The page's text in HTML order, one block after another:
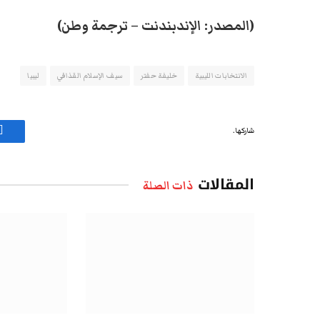
(المصدر: الإندبندنت – ترجمة وطن)
الانتخابات الليبية خليفة حفتر سيف الإسلام القذافي ليبيا
شاركها.
المقالات ذات الصلة